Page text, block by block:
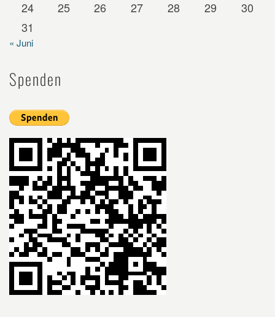
24
25 26 27 28 29
30
31
« Juni
Spenden